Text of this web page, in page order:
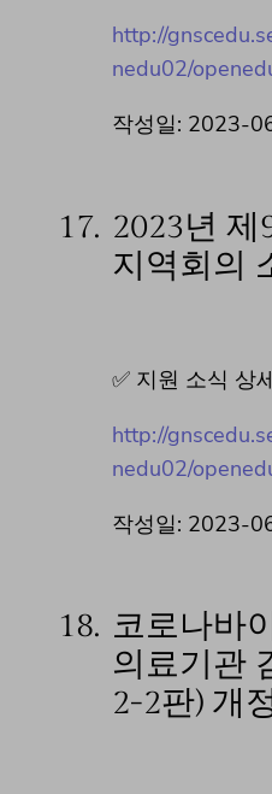
http://
nedu02/
작성일: 2023-
17. 2023년
지역회의
✅ 지원 소식 상
http://
nedu02/
작성일: 2023-
18. 코로나바
의료기관
2-2판) 개